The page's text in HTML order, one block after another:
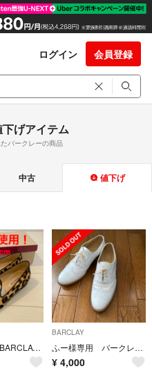
ログイン 会員登録
げアイテム
バークレーの商品
中古 値下げ
SALE❗️新品！BARCLAY ヒョウ柄スリッポン 24cm
BARCLAY
ふー様専用 バークレー BARCLAY オックスフォードシューズ ホワイト
¥ 4,000